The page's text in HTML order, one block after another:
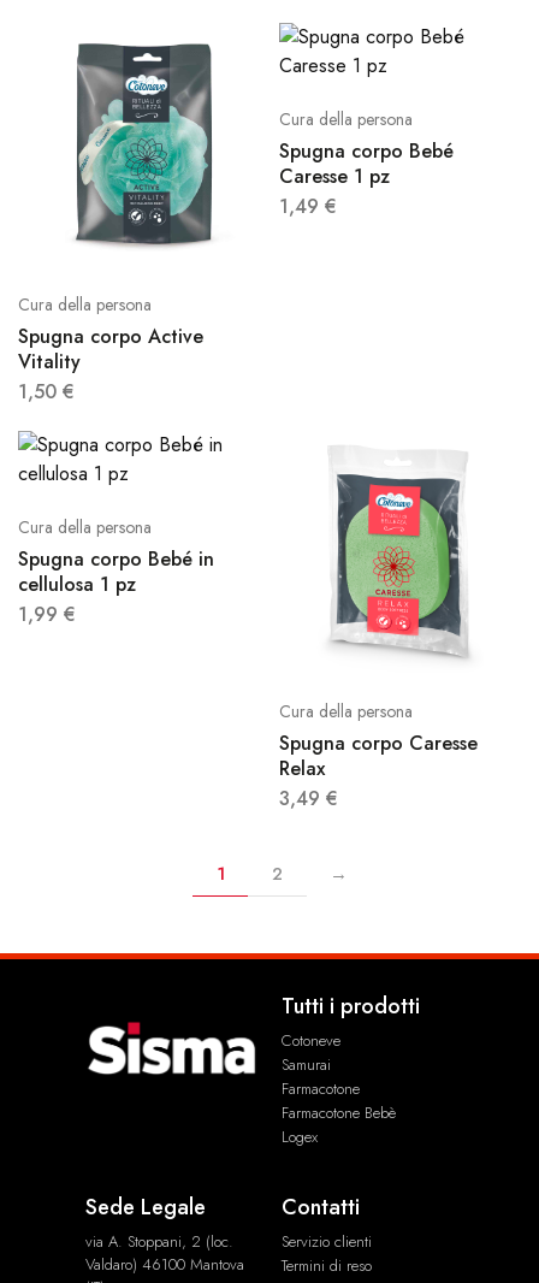
Cura della persona
Spugna corpo Active
Vitality
1,50 €
Cura della persona
Spugna corpo Bebé
Caresse 1 pz
1,49 €
Cura della persona
Spugna corpo Bebé in
cellulosa 1 pz
1,99 €
Cura della persona
Spugna corpo Caresse
Relax
3,49 €
1 2 →
Tutti i prodotti
Cotoneve
Samurai
Farmacotone
Farmacotone Bebè
Logex
Sede Legale
via A. Stoppani, 2 (loc.
Valdaro) 46100 Mantova
Contatti
Servizio clienti
Termini di reso